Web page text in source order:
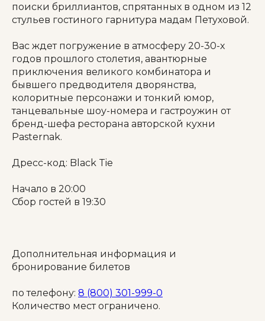
поиски бриллиантов, спрятанных в одном из 12
стульев гостиного гарнитура мадам Петуховой.
Вас ждет погружение в атмосферу 20-30-х
годов прошлого столетия, авантюрные
приключения великого комбинатора и
бывшего предводителя дворянства,
колоритные персонажи и тонкий юмор,
танцевальные шоу-номера и гастроужин от
бренд-шефа ресторана авторской кухни
Pasternak.
Дресс-код: Black Tie
Начало в 20:00
Сбор гостей в 19:30
Дополнительная информация и
бронирование билетов
по телефону: 8 (800) 301-999-0
Количество мест ограничено.